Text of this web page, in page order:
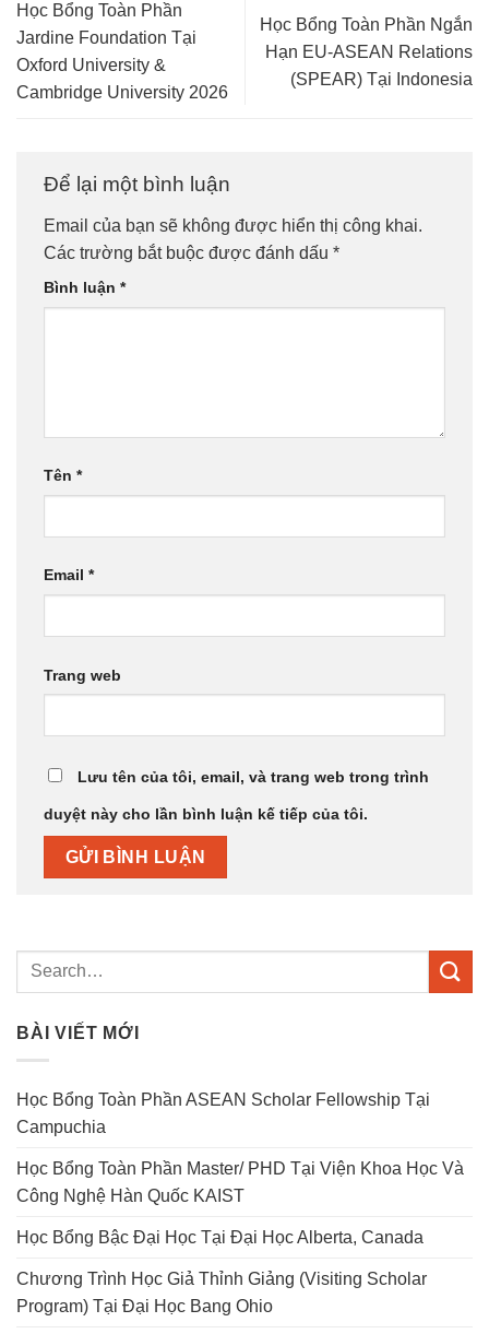
Học Bổng Toàn Phần
Jardine Foundation Tại
Oxford University &
Cambridge University 2026
Học Bổng Toàn Phần Ngắn
Hạn EU-ASEAN Relations
(SPEAR) Tại Indonesia
Để lại một bình luận
Email của bạn sẽ không được hiển thị công khai.
Các trường bắt buộc được đánh dấu *
Bình luận *
Tên *
Email *
Trang web
Lưu tên của tôi, email, và trang web trong trình
duyệt này cho lần bình luận kế tiếp của tôi.
BÀI VIẾT MỚI
Học Bổng Toàn Phần ASEAN Scholar Fellowship Tại
Campuchia
Học Bổng Toàn Phần Master/ PHD Tại Viện Khoa Học Và
Công Nghệ Hàn Quốc KAIST
Học Bổng Bậc Đại Học Tại Đại Học Alberta, Canada
Chương Trình Học Giả Thỉnh Giảng (Visiting Scholar
Program) Tại Đại Học Bang Ohio